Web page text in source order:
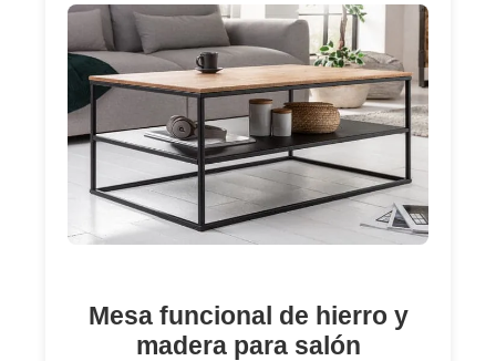
Mesa funcional de hierro y
madera para salón